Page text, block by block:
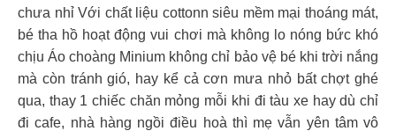
chưa nhỉ Với chất liệu cottonn siêu mềm mại thoáng mát,
bé tha hồ hoạt động vui chơi mà không lo nóng bức khó
chịu Áo choàng Minium không chỉ bảo vệ bé khi trời nắng
mà còn tránh gió, hay kể cả cơn mưa nhỏ bất chợt ghé
qua, thay 1 chiếc chăn mỏng mỗi khi đi tàu xe hay dù chỉ
đi cafe, nhà hàng ngồi điều hoà thì mẹ vẫn yên tâm vô